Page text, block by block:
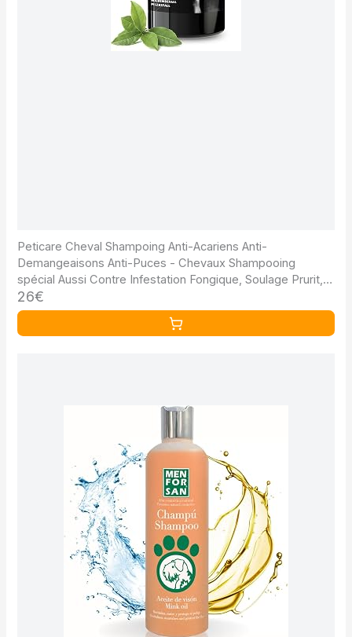
Peticare Cheval Shampoing Anti-Acariens Anti-
Demangeaisons Anti-Puces - Chevaux Shampooing
spécial Aussi Contre Infestation Fongique, Soulage Prurit,
Soins pour Peau Sensible - petHorse Health 2021
26€